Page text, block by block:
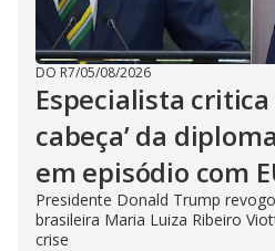
DO R7/05/08/2026
Especialista critica
cabeça’ da
em episódio com
Presidente Donald Trump
brasileira Maria Luiza Ribeiro
crise